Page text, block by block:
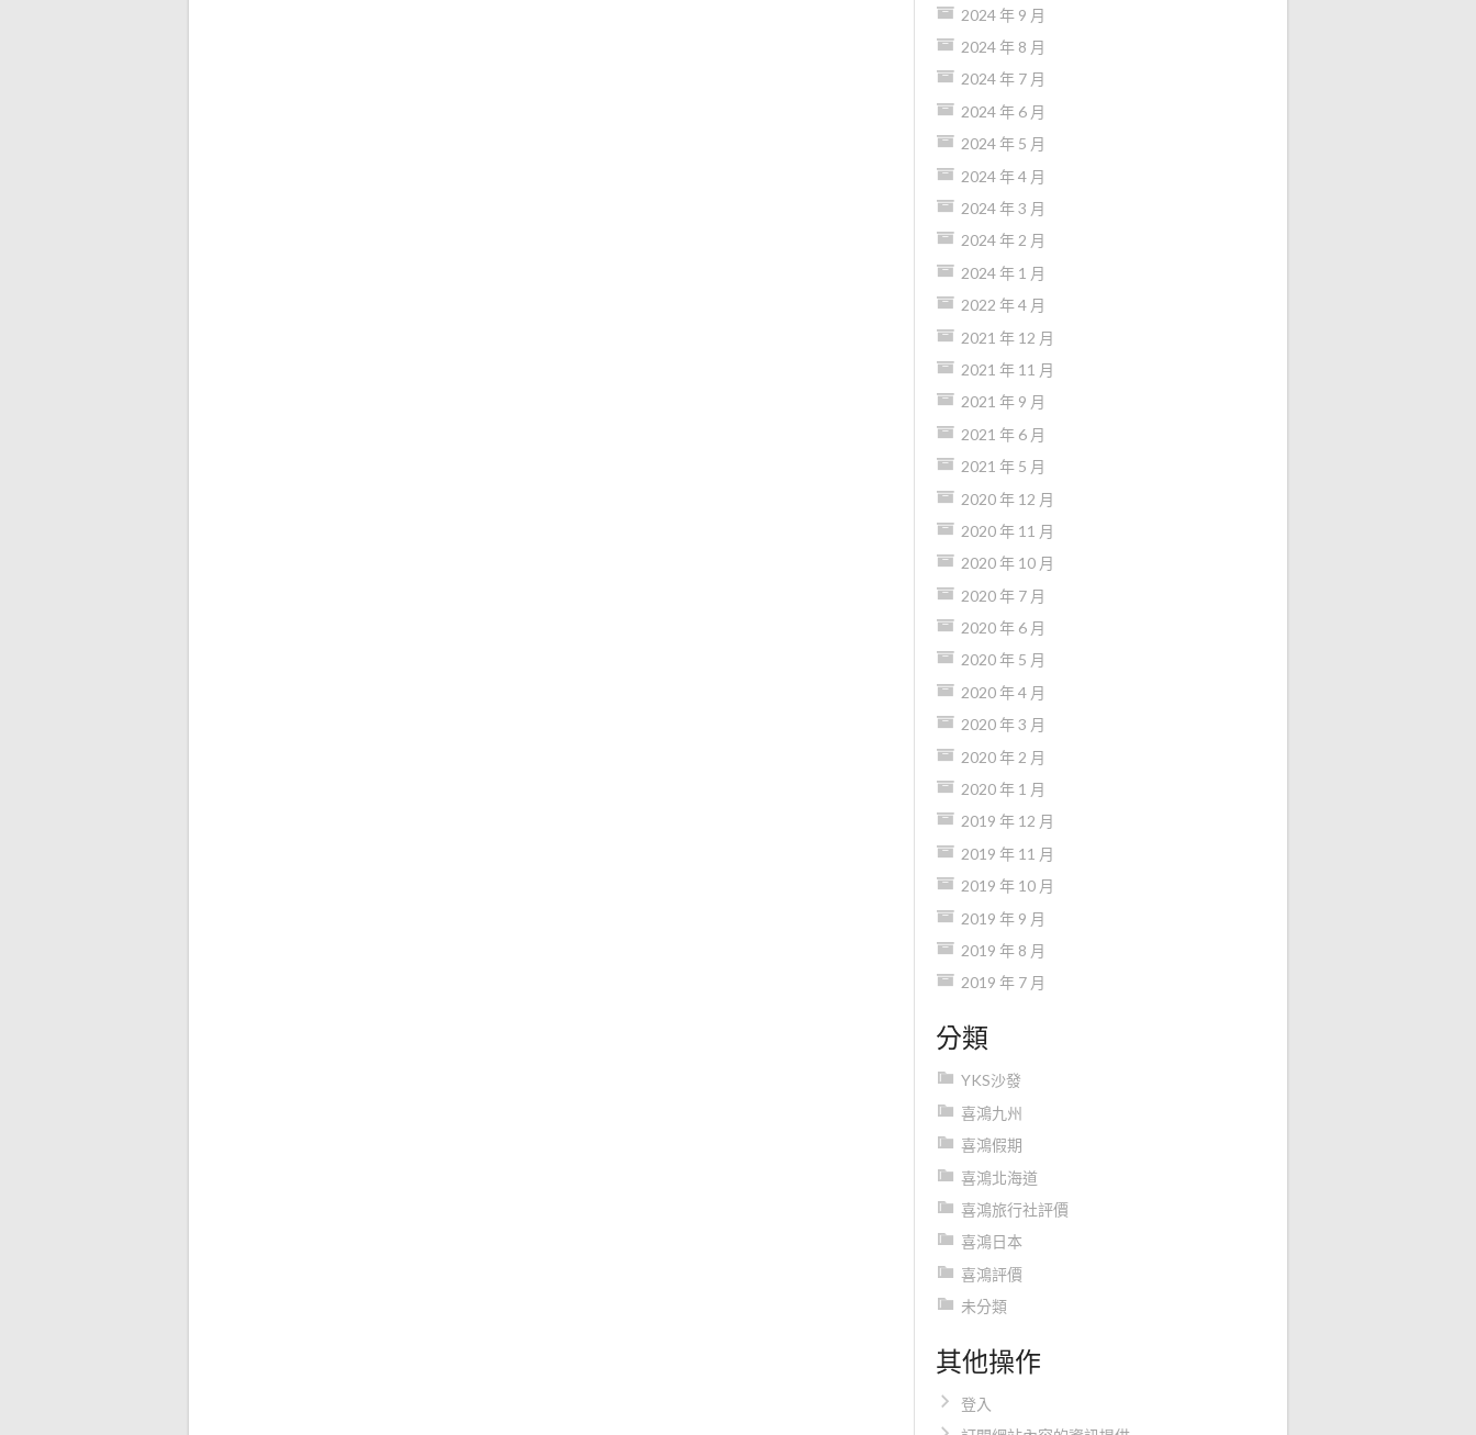
2024 年 9 月
2024 年 8 月
2024 年 7 月
2024 年 6 月
2024 年 5 月
2024 年 4 月
2024 年 3 月
2024 年 2 月
2024 年 1 月
2022 年 4 月
2021 年 12 月
2021 年 11 月
2021 年 9 月
2021 年 6 月
2021 年 5 月
2020 年 12 月
2020 年 11 月
2020 年 10 月
2020 年 7 月
2020 年 6 月
2020 年 5 月
2020 年 4 月
2020 年 3 月
2020 年 2 月
2020 年 1 月
2019 年 12 月
2019 年 11 月
2019 年 10 月
2019 年 9 月
2019 年 8 月
2019 年 7 月
分類
YKS沙發
喜鴻九州
喜鴻假期
喜鴻北海道
喜鴻旅行社評價
喜鴻日本
喜鴻評價
未分類
其他操作
登入